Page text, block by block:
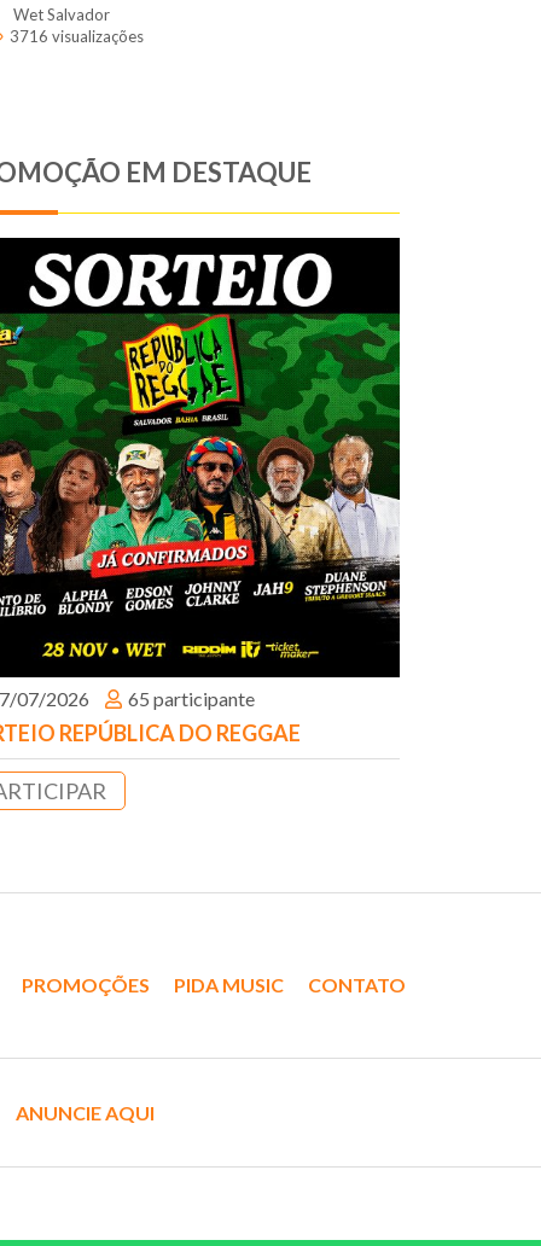
Wet Salvador
3716 visualizações
EM DESTAQUE
07/2026 65 participante
REPÚBLICA DO REGGAE
PROMOÇÕES PIDA MUSIC CONTATO
ANUNCIE AQUI